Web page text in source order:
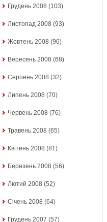
Грудень 2008 (103)
Листопад 2008 (93)
Жовтень 2008 (96)
Вересень 2008 (68)
Серпень 2008 (32)
Липень 2008 (70)
Червень 2008 (76)
Травень 2008 (65)
Квітень 2008 (81)
Березень 2008 (56)
Лютий 2008 (52)
Січень 2008 (64)
Грудень 2007 (57)